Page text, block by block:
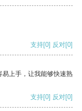
支持[0] 反对[0]
上手，让我能够快速熟
支持[0] 反对[0]